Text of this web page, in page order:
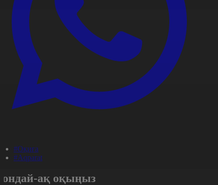
#Оқиға
#Aqparat
ақ оқыңыз